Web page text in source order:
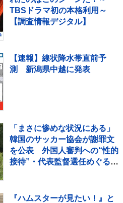
TBSドラマ初の本格利用～
【調査情報デジタル】
【速報】線状降水帯直前予
測 新潟県中越に発表
「まさに惨めな状況にある」
韓国のサッカー協会が謝罪文
を公表 外国人審判への“性的
接待”・代表監督選任めぐる疑
『ハムスターが見たい！』と